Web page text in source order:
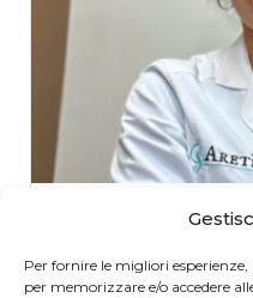
Per fornire le migliori
per memorizzare e/o accedere
Rossella Giusti
Fisioterapista e